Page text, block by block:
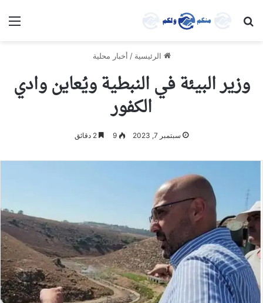
بحث عن
الرئيسية / أخبار محلية
وزير البيئة في النبطية ويُعاين وادي
الكفور
سبتمبر 7, 2023 9